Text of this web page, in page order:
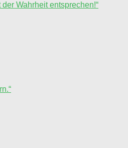
Wahrheit entsprechen!“